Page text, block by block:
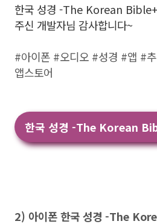
한국 성경 -The Korean
주신 개발자님 감사합니다~
#아이폰 #오디오 #성경 #앱 #
앱스토어
한국 성경 -The Korean
2) 아이폰 한국 성경 -The